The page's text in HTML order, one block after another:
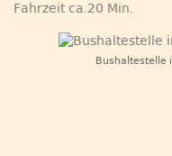
Fahrzeit ca.20 Min.
Bushaltestelle